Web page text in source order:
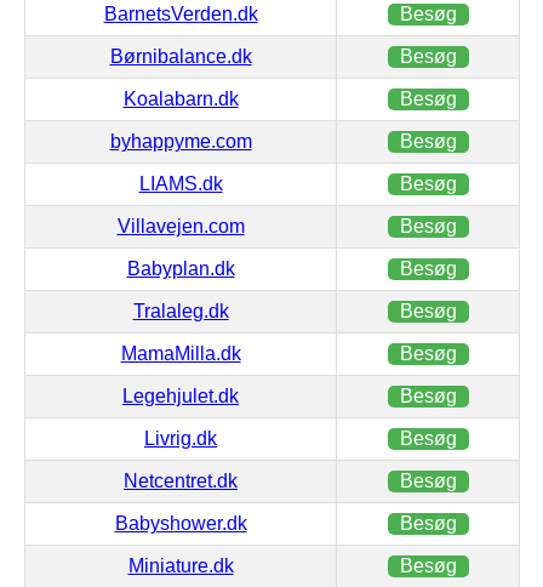
BarnetsVerden.dk Besøg
Børnibalance.dk Besøg
Koalabarn.dk Besøg
byhappyme.com Besøg
LIAMS.dk Besøg
Villavejen.com Besøg
Babyplan.dk Besøg
Tralaleg.dk Besøg
MamaMilla.dk Besøg
Legehjulet.dk Besøg
Livrig.dk Besøg
Netcentret.dk Besøg
Babyshower.dk Besøg
Miniature.dk Besøg